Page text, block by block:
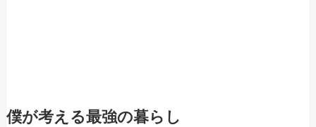
僕が考える最強の暮らし